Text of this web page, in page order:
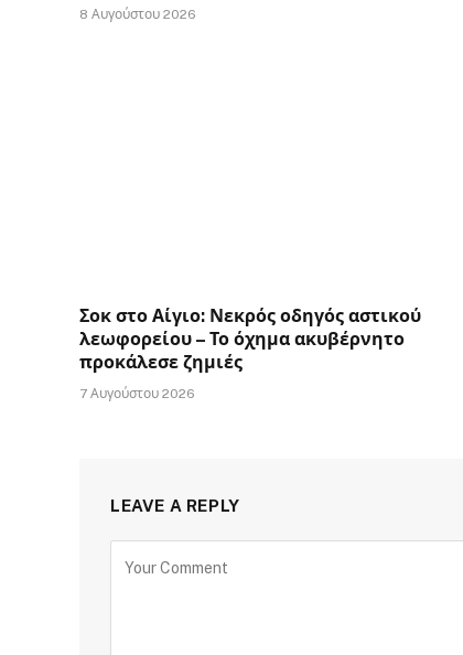
8 Αυγούστου 2026
Σοκ στο Αίγιο: Νεκρός οδηγός αστικού
λεωφορείου – Το όχημα ακυβέρνητο
προκάλεσε ζημιές
7 Αυγούστου 2026
LEAVE A REPLY